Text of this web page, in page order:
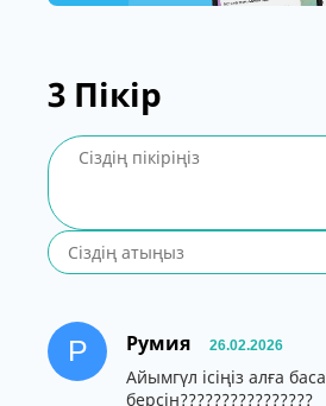
3 Пікір
Р Румия 26.02.2026
Айымгүл ісіңіз алға баса
берсін????????????????